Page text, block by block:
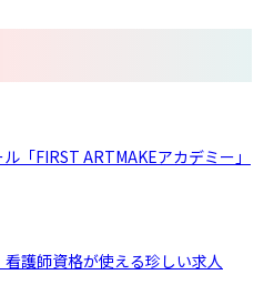
「FIRST ARTMAKEアカデミー」
護師資格が使える珍しい求人